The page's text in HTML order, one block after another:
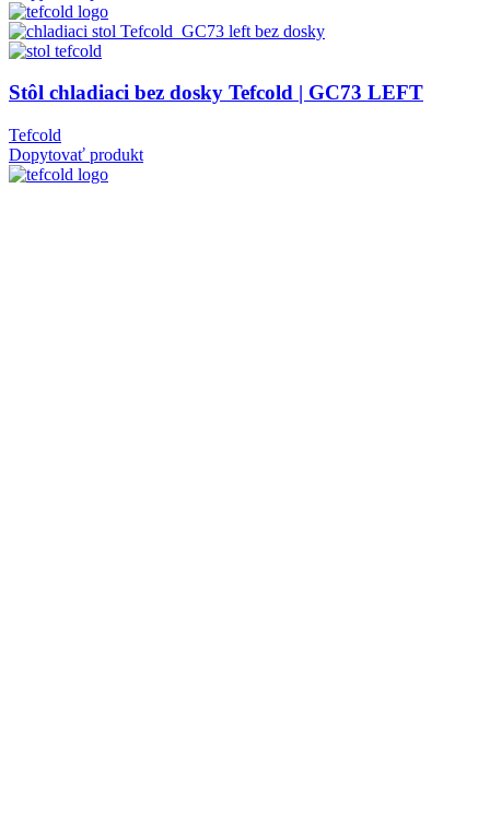
Stôl chladiaci bez dosky Tefcold | GC73 LEFT
Tefcold
Dopytovať produkt